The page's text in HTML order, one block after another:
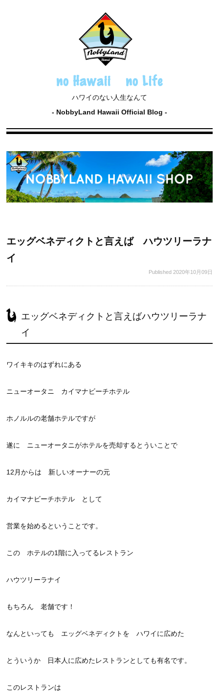
no Hawaii no Life
ハワイのない人生なんて
NobbyLand Hawaii Official Blog
エッグベネディクトと言えば ハウツリーラナ
イ
Published 2020年10月09日
エッグベネディクトと言えばハウツリーラナ
イ
ワイキキのはずれにある
ニューオータニ カイマナビーチホテル
ホノルルの老舗ホテルですが
遂に ニューオータニがホテルを売却するとういことで
12月からは 新しいオーナーの元
カイマナビーチホテル として
営業を始めるということです。
この ホテルの1階に入ってるレストラン
ハウツリーラナイ
もちろん 老舗です！
なんといっても エッグベネディクトを ハワイに広めた
とういうか 日本人に広めたレストランとしても有名です。
このレストランは